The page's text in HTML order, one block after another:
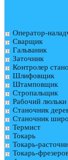
Оператор-
Сварщик
Гальваник
Заточник
Контролер
Шлифовщик
Штамповщик
Стропальщик
Рабочий люльки
Станочник
Станочник
Термист
Токарь
Токарь-
Токарь-